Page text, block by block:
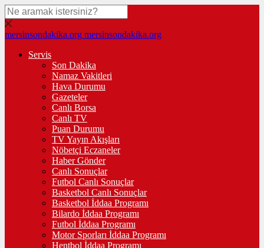
mersinsondakika.org mersinsondakika.org
Servis
Son Dakika
Namaz Vakitleri
Hava Durumu
Gazeteler
Canlı Borsa
Canlı TV
Puan Durumu
TV Yayın Akışları
Nöbetçi Eczaneler
Haber Gönder
Canlı Sonuçlar
Futbol Canlı Sonuçlar
Basketbol Canlı Sonuçlar
Basketbol İddaa Programı
Bilardo İddaa Programı
Futbol İddaa Programı
Motor Sporları İddaa Programı
Hentbol İddaa Programı